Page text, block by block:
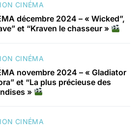
CINÉMA
décembre 2024 – « Wicked”,
et “Kraven le chasseur »
CINÉMA
novembre 2024 – « Gladiator
et “La plus précieuse des
»
CINÉMA